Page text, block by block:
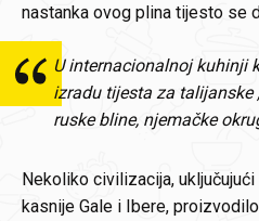
nastanka ovog plina tijesto se
U internacionalnoj kuhinji
izradu tijesta za talijanske
ruske bline, njemačke
Nekoliko civilizacija,
kasnije Gale i Ibere,